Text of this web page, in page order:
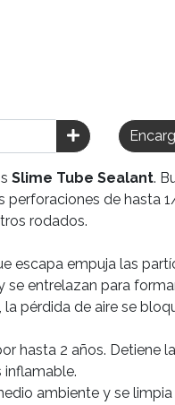
Slime Tube Sealant.
perforaciones de hasta
rodados.
escapa empuja las
se entrelazan para
pérdida de aire se
hasta 2 años. Detiene
inflamable.
ambiente y se limpia